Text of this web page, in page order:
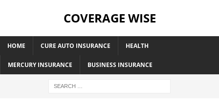
COVERAGE WISE
HOME CURE AUTO INSURANCE HEALTH
MERCURY INSURANCE BUSINESS INSURANCE